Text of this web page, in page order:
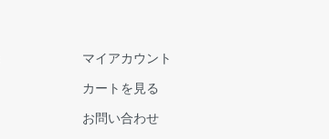
マイアカウント
カートを見る
お問い合わせ